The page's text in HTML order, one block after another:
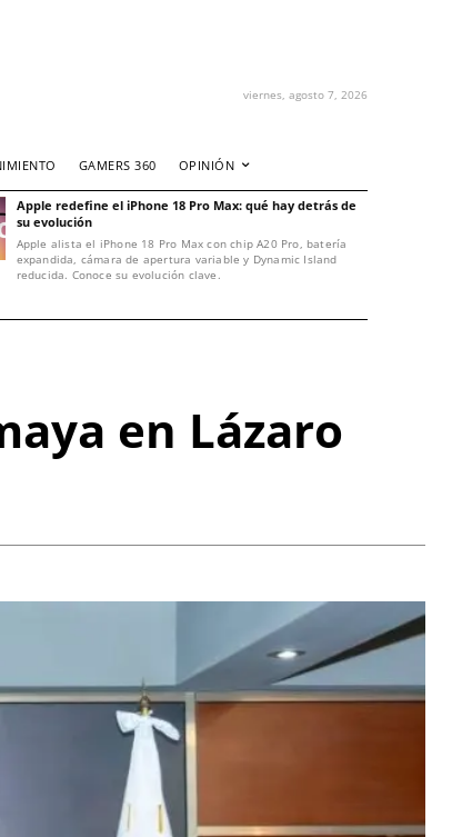
viernes, agosto 7, 2026
GAMERS 360 OPINIÓN
Apple redefine el iPhone 18 Pro Max: qué hay detrás de
su evolución
Apple alista el iPhone 18 Pro Max con chip A20 Pro, batería
expandida, cámara de apertura variable y Dynamic Island
reducida. Conoce su evolución clave.
en Lázaro